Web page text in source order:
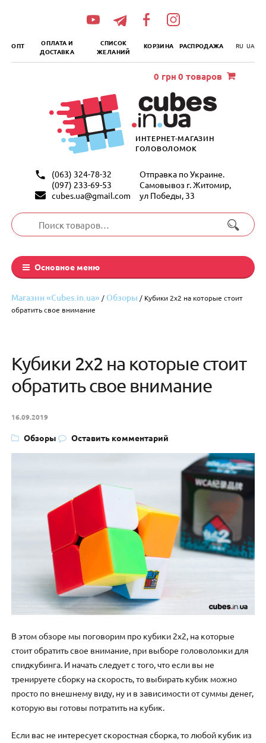
ОПТ
ОПЛАТА И
ДОСТАВКА
СПИСОК
ЖЕЛАНИЙ
КОРЗИНА РАСПРОДАЖА RU UA
ИНТЕРНЕТ-МАГАЗИН
ГОЛОВОЛОМОК
(063) 324-78-32
(097) 233-69-53
cubes.ua@gmail.com
Отправка по Украине.
Самовывоз г. Житомир,
ул Победы, 33
Искать:
Основное меню
0 грн 0 товаров
Магазин «Cubes.in.ua» / Обзоры / Кубики 2х2 на которые стоит
обратить свое внимание
Кубики 2х2 на которые стоит
обратить свое внимание
16.09.2019
Обзоры Оставить комментарий
В этом обзоре мы поговорим про кубики 2х2, на которые
стоит обратить свое внимание, при выборе головоломки для
спидкубинга. И начать следует с того, что если вы не
тренируете сборку на скорость, то выбирать кубик можно
просто по внешнему виду, ну и в зависимости от суммы денег,
которую вы готовы потратить на кубик.
Если вас не интересует скоростная сборка, то любой кубик из